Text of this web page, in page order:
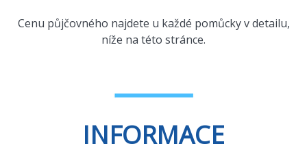
Cenu půjčovného najdete u každé pomůcky v detailu,
níže na této stránce.
INFORMACE